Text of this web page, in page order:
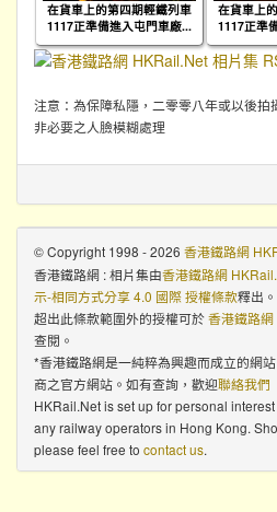
在貨車上的第四期輕鐵列車
1117正準備進入屯門車廠...
在貨車上
1117正準
注意：為保障私隱，二零零八年或以後
非必要之人臉模糊處理
© Copyright 1998 - 2026 香港鐵路網
香港鐵路網 : 相片集由香港鐵路網
示-相同方式分享 4.0 國際 授權條款釋出。
超出此條款範圍外的授權可於香港鐵路
查閱。
*香港鐵路網是一純粹為興趣而成立的網
商之官方網站。如有查詢，歡迎聯絡我們
HKRail.Net is set up for personal
any railway operators in Hong Kong.
please feel free to contact us.